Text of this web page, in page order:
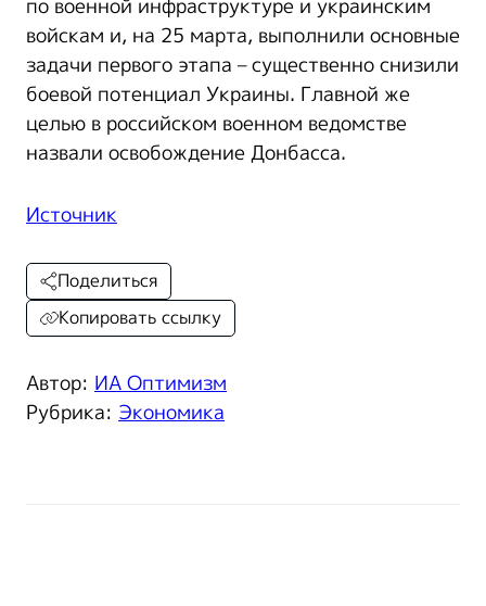
по военной инфраструктуре и украинским
войскам и, на 25 марта, выполнили основные
задачи первого этапа – существенно снизили
боевой потенциал Украины. Главной же
целью в российском военном ведомстве
назвали освобождение Донбасса.
Источник
Автор: ИА Оптимизм
Рубрика: Экономика
Поделиться
Копировать ссылку